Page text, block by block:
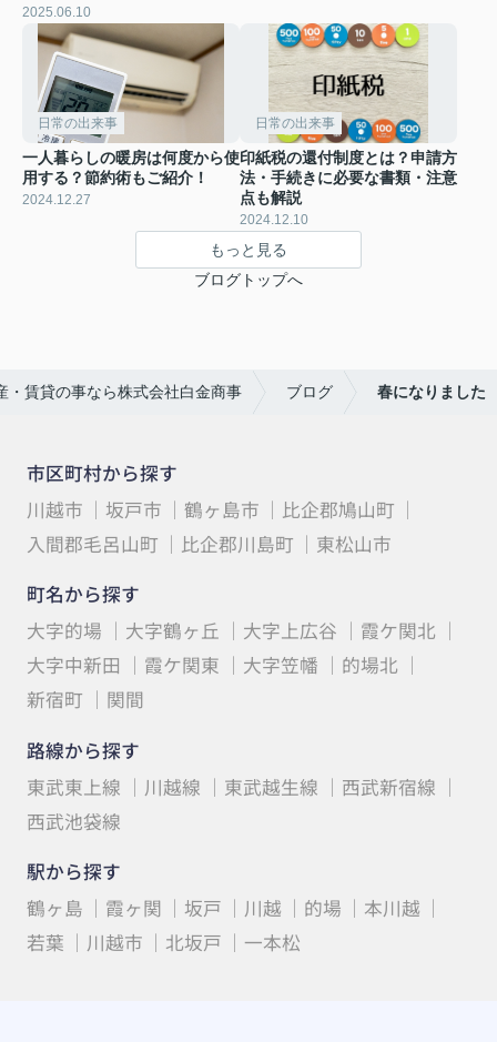
2025.06.10
日常の出来事
一人暮らしの暖房は何度から使
用する？節約術もご紹介！
2024.12.27
日常の出来事
印紙税の還付制度とは？申請方
法・手続きに必要な書類・注意
点も解説
2024.12.10
もっと見る
ブログトップへ
・賃貸の事なら株式会社白金商事 ブログ 春になりました
市区町村から探す
川越市
坂戸市 鶴ヶ島市
比企郡鳩山町
入間郡毛呂山町
比企郡川島町
東松山市
町名から探す
大字的場
大字鶴ヶ丘 大字上広谷
霞ケ関北
大字中新田
霞ケ関東 大字笠幡
的場北
新宿町
関間
路線から探す
東武東上線
川越線 東武越生線
西武新宿線
西武池袋線
駅から探す
鶴ヶ島
霞ヶ関 坂戸 川越 的場
本川越
若葉
川越市 北坂戸 一本松